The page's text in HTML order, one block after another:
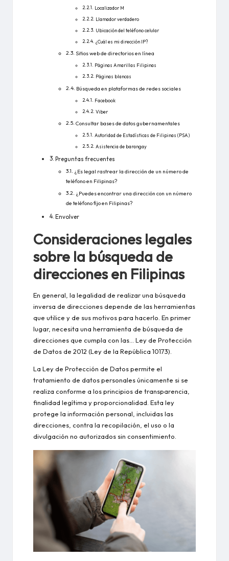
Localizador M
Llamador verdadero
Ubicación del teléfono celular
¿Cuál es mi dirección IP?
Sitios web de directorios en línea
Páginas Amarillas Filipinas
Páginas blancas
Búsqueda en plataformas de redes sociales
Facebook
Viber
Consultar bases de datos gubernamentales
Autoridad de Estadísticas de Filipinas (PSA)
Asistencia de barangay
Preguntas frecuentes
¿Es legal rastrear la dirección de un número de
teléfono en Filipinas?
¿Puedes encontrar una dirección con un número
de teléfono fijo en Filipinas?
Envolver
Consideraciones legales
sobre la búsqueda de
direcciones en Filipinas
En general, la legalidad de realizar una búsqueda
inversa de direcciones depende de las herramientas
que utilice y de sus motivos para hacerlo. En primer
lugar, necesita una herramienta de búsqueda de
direcciones que cumpla con las... Ley de Protección
de Datos de 2012 (Ley de la República 10173).
La Ley de Protección de Datos permite el
tratamiento de datos personales únicamente si se
realiza conforme a los principios de transparencia,
finalidad legítima y proporcionalidad. Esta ley
protege la información personal, incluidas las
direcciones, contra la recopilación, el uso o la
divulgación no autorizados sin consentimiento.